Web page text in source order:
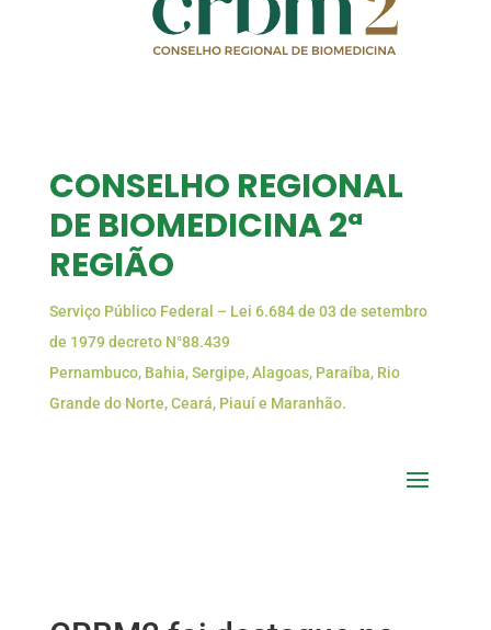
CONSELHO REGIONAL
DE BIOMEDICINA 2ª
REGIÃO
Serviço Público Federal – Lei 6.684 de 03 de setembro
de 1979 decreto N°88.439
Pernambuco, Bahia, Sergipe, Alagoas, Paraíba, Rio
Grande do Norte, Ceará, Piauí e Maranhão.